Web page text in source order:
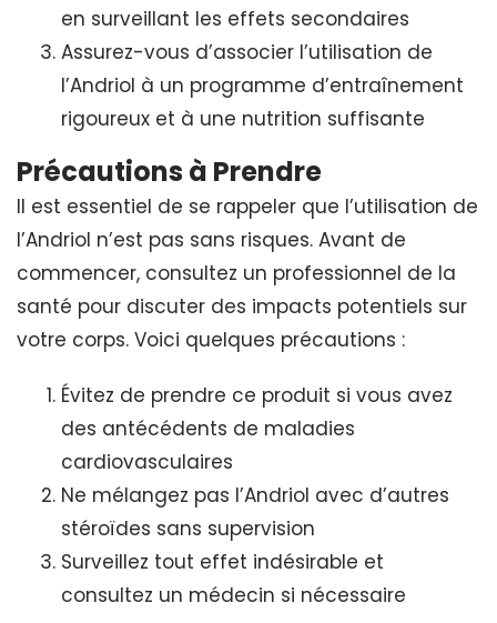
en surveillant les effets secondaires
Assurez-vous d’associer l’utilisation de
l’Andriol à un programme d’entraînement
rigoureux et à une nutrition suffisante
Précautions à Prendre
Il est essentiel de se rappeler que l’utilisation de
l’Andriol n’est pas sans risques. Avant de
commencer, consultez un professionnel de la
santé pour discuter des impacts potentiels sur
votre corps. Voici quelques précautions :
Évitez de prendre ce produit si vous avez
des antécédents de maladies
cardiovasculaires
Ne mélangez pas l’Andriol avec d’autres
stéroïdes sans supervision
Surveillez tout effet indésirable et
consultez un médecin si nécessaire